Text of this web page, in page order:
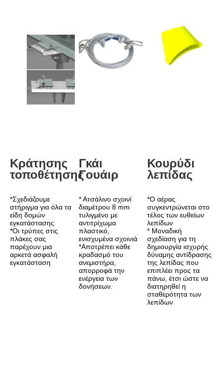
Κράτησης
τοποθέτησης
*Σχεδιάζουμε
στήριγμα για όλα τα
είδη δομών
εγκατάστασης
*Οι τρύπες στις
πλάκες σας
παρέχουν μια
αρκετά ασφαλή
εγκατάσταση
Γκάι
Γουάιρ
* Ατσάλινο σχοινί
διαμέτρου 8 mm
τυλιγμένο με
αντιτρίχωμα
πλαστικό,
ενισχυμένα σχοινιά
*Αποτρέπει κάθε
κραδασμό του
ανεμιστήρα,
απορροφά την
ενέργεια των
δονήσεων.
Κουρύδι
λεπίδας
*Ο αέρας
συγκεντρώνεται στο
τέλος των ευθείων
λεπίδων
* Μοναδική
σχεδίαση για τη
δημιουργία ισχυρής
δύναμης αντίδρασης
της λεπίδας που
επιπλέει προς τα
πάνω, έτσι ώστε να
διατηρηθεί η
σταθερότητα των
λεπίδων